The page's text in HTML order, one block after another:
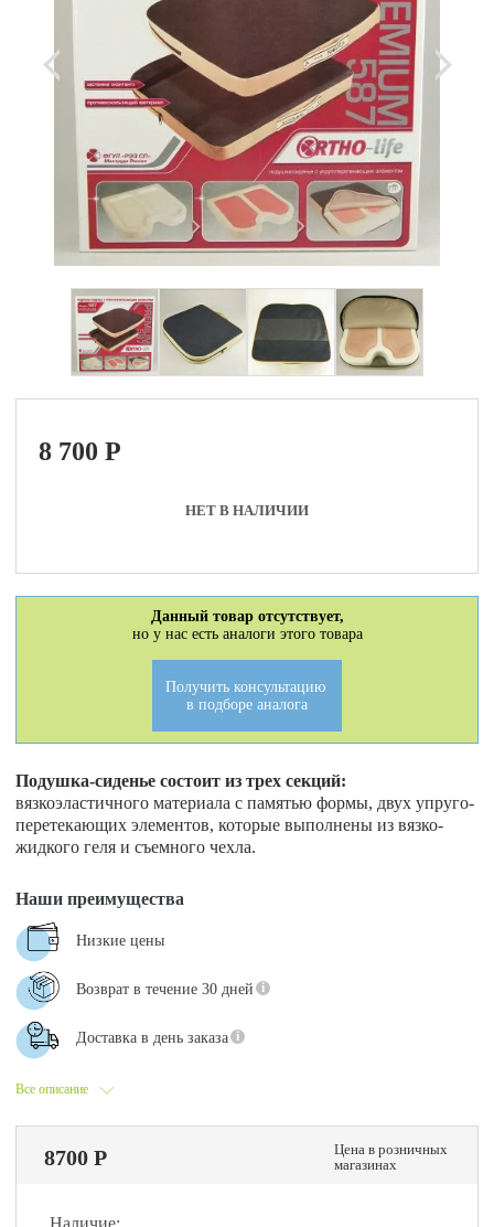
8 700P
НЕТ В НАЛИЧИИ
Данный товар отсутствует,
но у нас есть аналоги этого товара
Получить консультацию
в подборе аналога
Подушка-сиденье состоит из трех секций:
вязкоэластичного материала с памятью формы, двух упруго-
перетекающих элементов, которые выполнены из вязко-
жидкого геля и съемного чехла.
Все описание
Наши преимущества
Низкие цены
Возврат в течение 30 дней
Доставка в день заказа
8700 Р
Цена в розничных
магазинах
Наличие: